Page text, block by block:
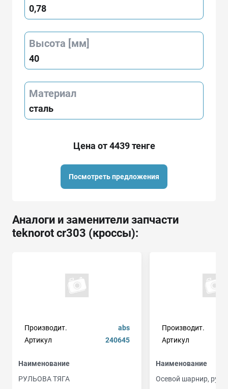
0,78
Высота [мм]
40
Материал
сталь
Цена от 4439 тенге
Посмотреть предложения
Аналоги и заменители запчасти
teknorot cr303 (кроссы):
Производит.
abs
Артикул
240645
Наименование
РУЛЬОВА ТЯГА
Производит.
Артикул
Наименование
Осевой шарнир,